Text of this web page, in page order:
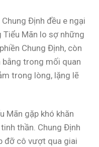
Định đều e ngại
Tiểu Mãn lo sợ những
Chung Định, còn
bằng trong mối quan
trong lòng, lặng lẽ
Mãn gặp khó khăn
thần. Chung Định
đỡ cô vượt qua giai